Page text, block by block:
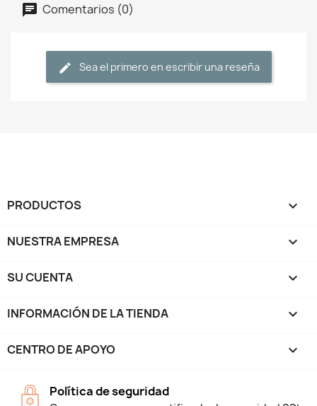
Comentarios (0)
Sea el primero en escribir una reseña
PRODUCTOS 
NUESTRA EMPRESA 
SU CUENTA 
INFORMACIÓN DE LA TIENDA keyboard_arrow_down
CENTRO DE APOYO 
Política de seguridad